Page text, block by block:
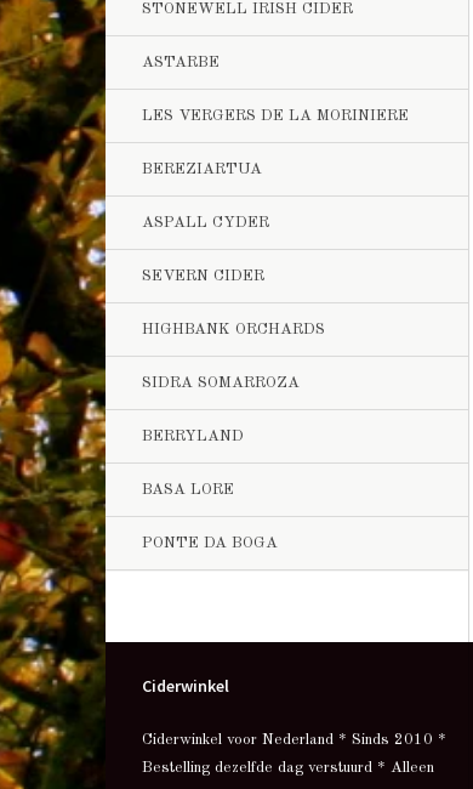
STONEWELL IRISH CIDER
ASTARBE
LES VERGERS DE LA MORINIERE
BEREZIARTUA
ASPALL CYDER
SEVERN CIDER
HIGHBANK ORCHARDS
SIDRA SOMARROZA
BERRYLAND
BASA LORE
PONTE DA BOGA
Ciderwinkel
Ciderwinkel voor Nederland * Sinds 2010 *
Bestelling dezelfde dag verstuurd * Alleen